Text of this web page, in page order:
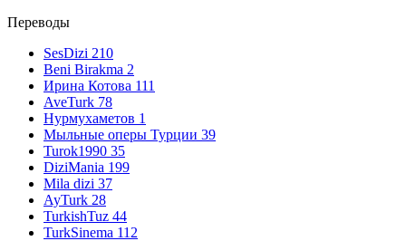
Переводы
SesDizi 210
Beni Birakma 2
Ирина Котова 111
AveTurk 78
Нурмухаметов 1
Мыльные оперы Турции 39
Turok1990 35
DiziMania 199
Mila dizi 37
AyTurk 28
TurkishTuz 44
TurkSinema 112